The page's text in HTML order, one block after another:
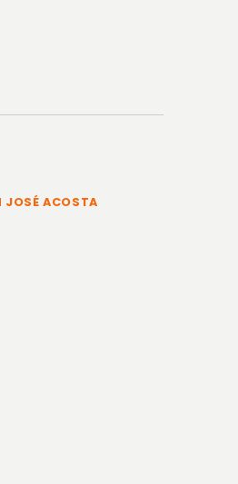
JOSÉ ACOSTA